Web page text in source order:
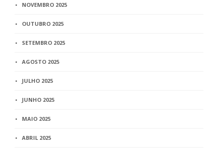
NOVEMBRO 2025
OUTUBRO 2025
SETEMBRO 2025
AGOSTO 2025
JULHO 2025
JUNHO 2025
MAIO 2025
ABRIL 2025